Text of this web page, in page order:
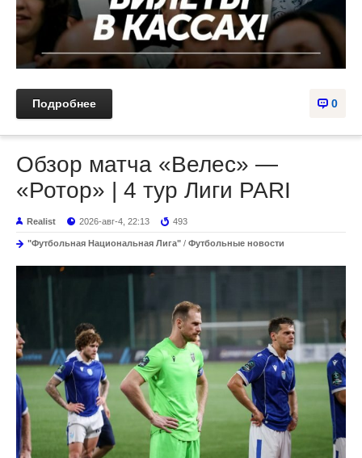
0
Подробнее
Обзор матча «Велес» —
«Ротор» | 4 тур Лиги PARI
Realist 2026-авг-4, 22:13 493
"Футбольная Национальная Лига" / Футбольные новости